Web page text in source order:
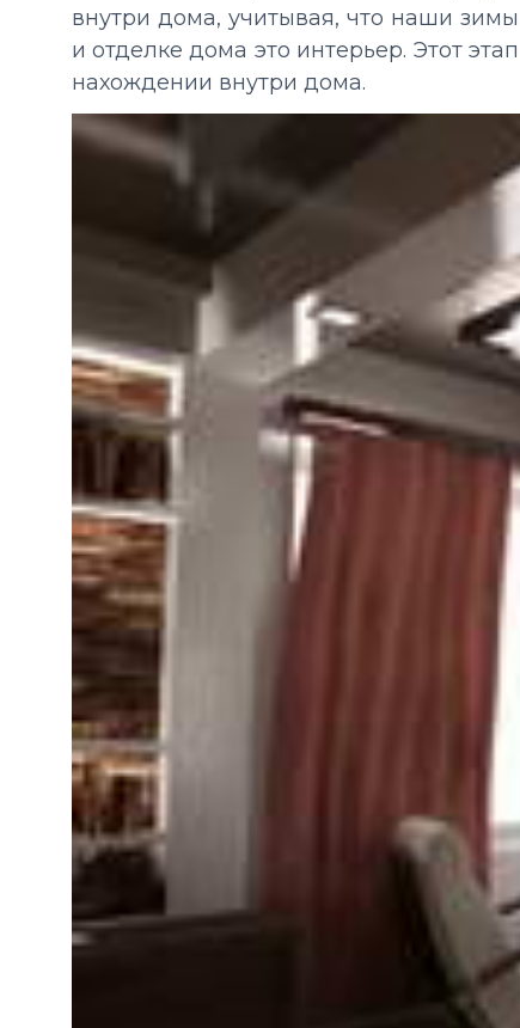
внутри дома, учитывая, что наши
и отделке дома это интерьер. Этот
нахождении внутри дома.